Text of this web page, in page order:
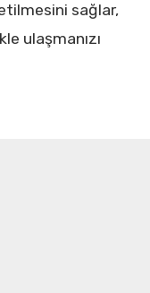
sağlar,
ulaşmanızı